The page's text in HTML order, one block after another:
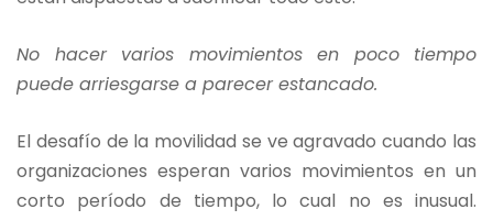
No hacer varios movimientos en poco tiempo
puede arriesgarse a parecer estancado.
El desafío de la movilidad se ve agravado cuando las
organizaciones esperan varios movimientos en un
corto período de tiempo, lo cual no es inusual.